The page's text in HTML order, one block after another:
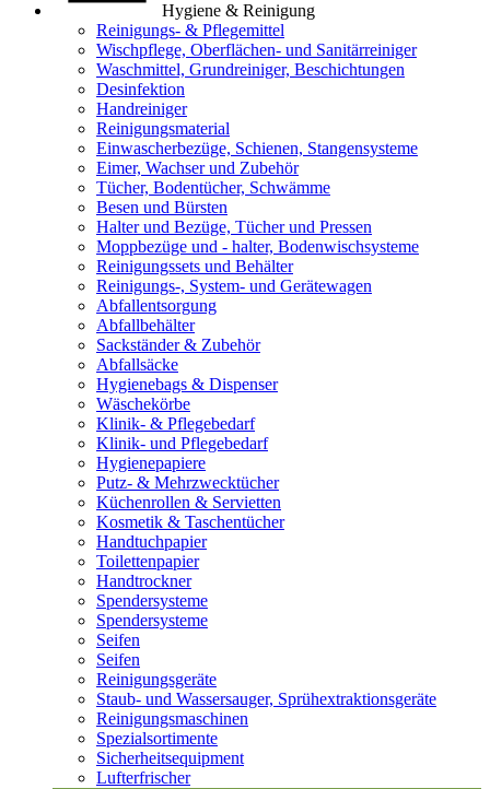
Hygiene & Reinigung
Reinigungs- & Pflegemittel
Wischpflege, Oberflächen- und Sanitärreiniger
Waschmittel, Grundreiniger, Beschichtungen
Desinfektion
Handreiniger
Reinigungsmaterial
Einwascherbezüge, Schienen, Stangensysteme
Eimer, Wachser und Zubehör
Tücher, Bodentücher, Schwämme
Besen und Bürsten
Halter und Bezüge, Tücher und Pressen
Moppbezüge und - halter, Bodenwischsysteme
Reinigungssets und Behälter
Reinigungs-, System- und Gerätewagen
Abfallentsorgung
Abfallbehälter
Sackständer & Zubehör
Abfallsäcke
Hygienebags & Dispenser
Wäschekörbe
Klinik- & Pflegebedarf
Klinik- und Pflegebedarf
Hygienepapiere
Putz- & Mehrzwecktücher
Küchenrollen & Servietten
Kosmetik & Taschentücher
Handtuchpapier
Toilettenpapier
Handtrockner
Spendersysteme
Spendersysteme
Seifen
Seifen
Reinigungsgeräte
Staub- und Wassersauger, Sprühextraktionsgeräte
Reinigungsmaschinen
Spezialsortimente
Sicherheitsequipment
Lufterfrischer